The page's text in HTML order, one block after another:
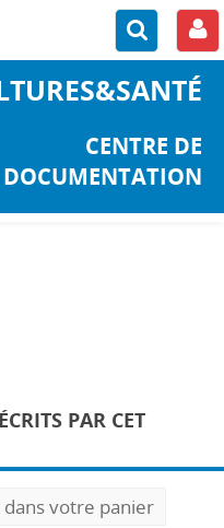
CENTRE DE
DOCUMENTATION
PAR CET
votre panier